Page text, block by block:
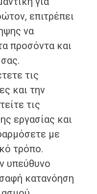
επιτρέπει
να
προσόντα και
τις
και την
τις
εργασίας και
με
τρόπο.
υπεύθυνο
κατανόηση